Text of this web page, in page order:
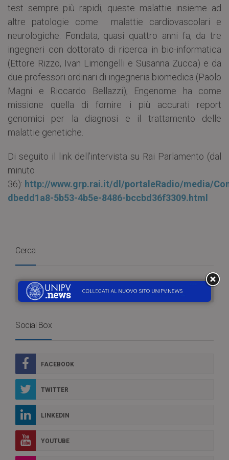
test sempre più rapidi, queste malattie insieme ad
altre patologie come malattie cardiovascolari e
neurologiche. Fondata, quasi quattro anni fa, da tre
ingegneri con dottorato di ricerca in bio-informatica
(Ettore Rizzo, Ivan Limongelli e Susanna Zucca) e da
due professori ordinari di ingegneria biomedica (Paolo
Magni e Riccardo Bellazzi), Engenome ha come
missione quella di fornire i più accurati report
genomici per la diagnosi e il trattamento delle
malattie genetiche.
Di seguito il link dell’intervista su Rai Parlamento (dal
minuto
36): http://www.grp.rai.it/dl/portaleRadio/media/
dbedd1a8-5b53-4b5e-8486-bccbd36f3309.html
Cerca
Social Box
FACEBOOK
TWITTER
LINKEDIN
YOUTUBE